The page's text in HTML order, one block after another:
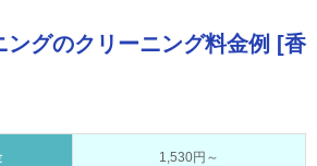
ングのクリーニング料金例 [香
1,530円～